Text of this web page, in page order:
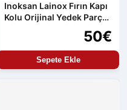
Inoksan Lainox Fırın Kapı
Kolu Orijinal Yedek Parça
50€
Sepete Ekle